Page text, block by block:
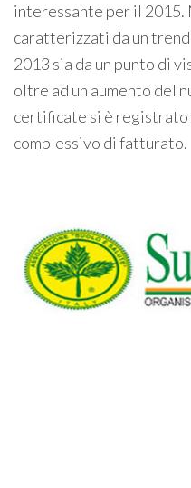
interessante per il
caratterizzati da un
2013 sia da un punto di
oltre ad un aumento del
certificate si è registrato
complessivo di fatturato.